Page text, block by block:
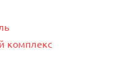
комплекс